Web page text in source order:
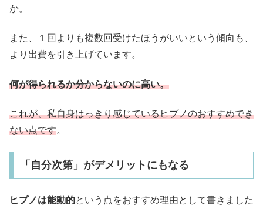
か。
また、１回よりも複数回受けたほうがいいという傾向も、
より出費を引き上げています。
何が得られるか分からないのに高い。
これが、私自身はっきり感じているヒプノのおすすめでき
ない点です。
「自分次第」がデメリットにもなる
ヒプノは能動的という点をおすすめ理由として書きました